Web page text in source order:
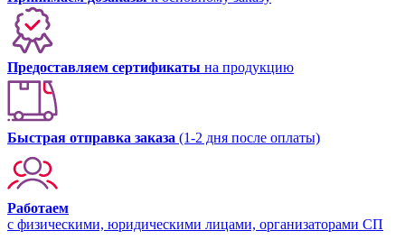
Предоставляем сертификаты на продукцию
Быстрая отправка заказа (1-2 дня после оплаты)
Работаем
с физическими, юридическими лицами, организаторами СП